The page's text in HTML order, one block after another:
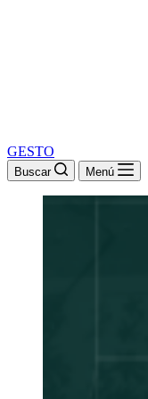
GESTO
Buscar Menú